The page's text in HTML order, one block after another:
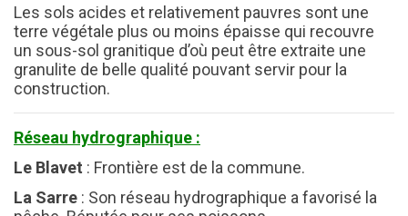
Les sols acides et relativement pauvres sont une
terre végétale plus ou moins épaisse qui recouvre
un sous-sol granitique d’où peut être extraite une
granulite de belle qualité pouvant servir pour la
construction.
Réseau hydrographique :
Le Blavet : Frontière est de la commune.
La Sarre : Son réseau hydrographique a favorisé la